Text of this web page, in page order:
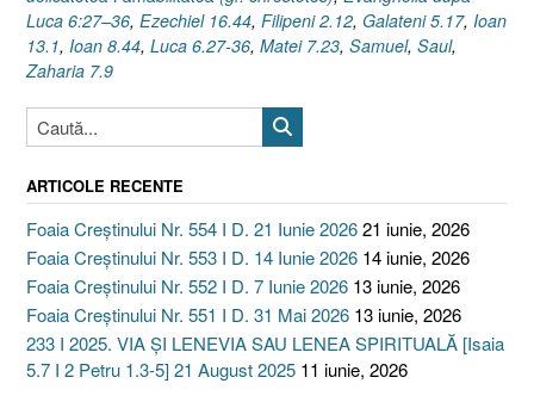
Luca 6:27–36, Ezechiel 16.44, Filipeni 2.12, Galateni 5.17, Ioan
13.1, Ioan 8.44, Luca 6.27-36, Matei 7.23, Samuel, Saul,
Zaharia 7.9
ARTICOLE RECENTE
Foaia Creștinului Nr. 554 I D. 21 Iunie 202621 iunie, 2026
Foaia Creștinului Nr. 553 I D. 14 Iunie 2026 14 iunie, 2026
Foaia Creștinului Nr. 552 I D. 7 Iunie 2026 13 iunie, 2026
Foaia Creștinului Nr. 551 I D. 31 Mai 2026 13 iunie, 2026
233 I 2025. VIA ȘI LENEVIA SAU LENEA SPIRITUALĂ [Isaia
5.7 I 2 Petru 1.3-5] 21 August 2025 11 iunie, 2026